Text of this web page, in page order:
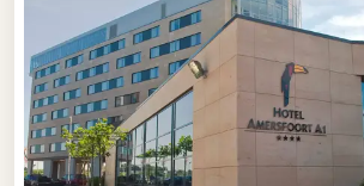
Zoekt u eenwegrestaurant langs de A1
Hotel Amersfoort A1 de perfecte locatie
komen tijdens uw reis. Dit moderne
ruime parkeergelegenheid,
sfeervol restaurant voor zowel zakelijke
gasten.